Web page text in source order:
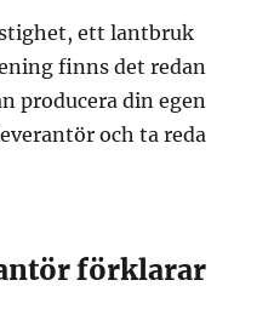
ett lantbruk
finns det redan
producera din egen
och ta reda
förklarar